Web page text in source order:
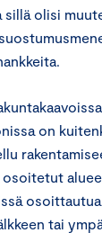
sillä olisi
on
osoitetut
tai